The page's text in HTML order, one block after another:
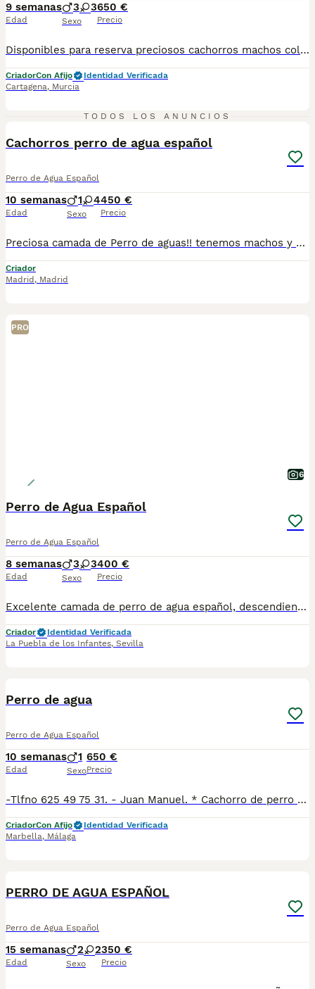
9 semanas
Edad
3 3
Sexo
650 €
Precio
Disponibles para reserva preciosos cachorros machos color chocolate. Divinos y muy cariñosos. Bien socializados. Muy buena calidad en esta camada. Sólo gente realmente interesada. Se entregan vacunados, desparasitados, cartilla oficial y contrato de garantias víricas y congénitas. Posibilidad de envio a cualquier punto de España. 688973535 atiendo llamada y WhatsApp.
CriadorCon Afijo
Identidad Verificada
Cartagena, Murcia
TODOS LOS ANUNCIOS
Cachorros perro de agua español
Perro de Agua Español
10 semanas
Edad
1 4
Sexo
450 €
Precio
Preciosa camada de Perro de aguas!! tenemos machos y hembras ,distintos colores Nuestros cachorros nacen y crecen en un ambiente familiar ,sin jaulas ,con un respeto y exclusiva cria,somos respetuosos con el tiempo de destete ,cada cachorro necesita su tiempo.. Destetamos con un pienso de alta calidad , Cachorros revisados ,desde el nacimiento ,hasta la entrega por un veterinario competente ,buscando siempre el bienestar de nuestros animales.. Sociabilizados y equilibrados tanto padres como cachorros Se entregan con todo el protocolo veterinario legal,y garantías por escrito completas.. Tenemos servicio de entrega personalizado a cualquier punto de España,directo.. El precio puede cambiar tanto en sexo como en características del cachorro. Dejanos tú teléfono y te mandamos toda la información fotos y vídeos ..
Criador
Madrid , Madrid
PRO
6
Perro de Agua Español
Perro de Agua Español
8 semanas
Edad
3 3
Sexo
400 €
Precio
Excelente camada de perro de agua español, descendientes de las mejores líneas de sangre, súper cariñosos, y juguetones, aprenden con gran facilidad. Se entregan con dos meses de edad, vacunados, desparasitados y con su cartilla sanitaria. Para más información contacten sin compromiso. 675625832
Criador
Identidad Verificada
La Puebla de los Infantes, Sevilla
Perro de agua
Perro de Agua Español
10 semanas
Edad
1
Sexo
650 €
Precio
-Tlfno 625 49 75 31. - Juan Manuel. * Cachorro de perro de agua listo para entregar. Precioso macho bicolor con todas las vacunas acorde a su edad, desparasitacion al día. * Se entregan con la cartilla veterinaria y una bolsa de pienso starter ( alta gama) * Alimentación suplementada. * Hacemos envíos con empresas especializadas en transporte de mascotas. * Estructura perfecta, bien aplomados, y muy buena angulación, rabo en sable, muy buen rizo. * Mando información, video y fotos. * Whatsapp 625 49 75 31. Juan Manuel.
CriadorCon Afijo
Identidad Verificada
Marbella, Málaga
PERRO DE AGUA ESPAÑOL
Perro de Agua Español
15 semanas
Edad
2 2
Sexo
350 €
Precio